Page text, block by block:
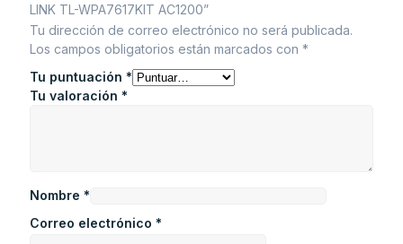
LINK TL-WPA7617KIT AC1200”
Tu dirección de correo electrónico no será publicada.
Los campos obligatorios están marcados con *
Tu puntuación *
Tu valoración *
Nombre *
Correo electrónico *